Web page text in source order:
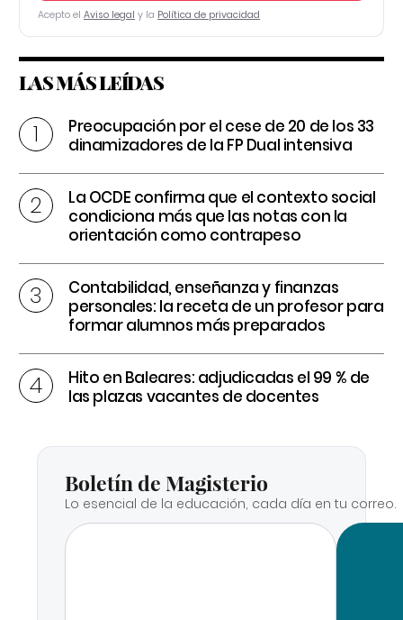
Acepto el Aviso legal y la Política de privacidad
LAS MÁS LEÍDAS
Preocupación por el cese de 20 de los 33
dinamizadores de la FP Dual intensiva
La OCDE confirma que el contexto social
condiciona más que las notas con la
orientación como contrapeso
Contabilidad, enseñanza y finanzas
personales: la receta de un profesor para
formar alumnos más preparados
Hito en Baleares: adjudicadas el 99 % de
las plazas vacantes de docentes
Boletín de Magisterio
Lo esencial de la educación, cada día en tu correo.